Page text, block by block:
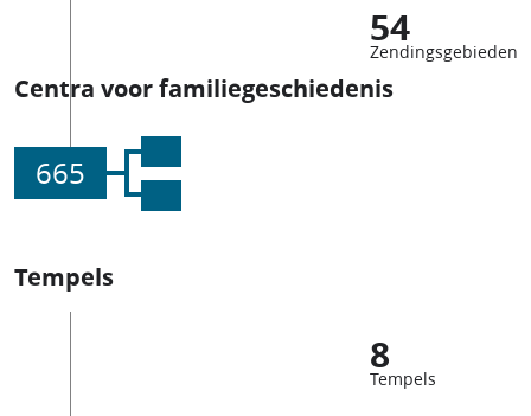
54
Zendingsgebieden
Centra voor familiegeschiedenis
665
Tempels
8
Tempels